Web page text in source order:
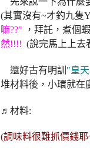
(其實沒有~才釣九隻
嘛??" ，拜託，煮個
然!!!! (說完馬上上去
還好古有明訓 "皇
堆材料後，小環就在
♬材料:
(調味料很難抓價錢